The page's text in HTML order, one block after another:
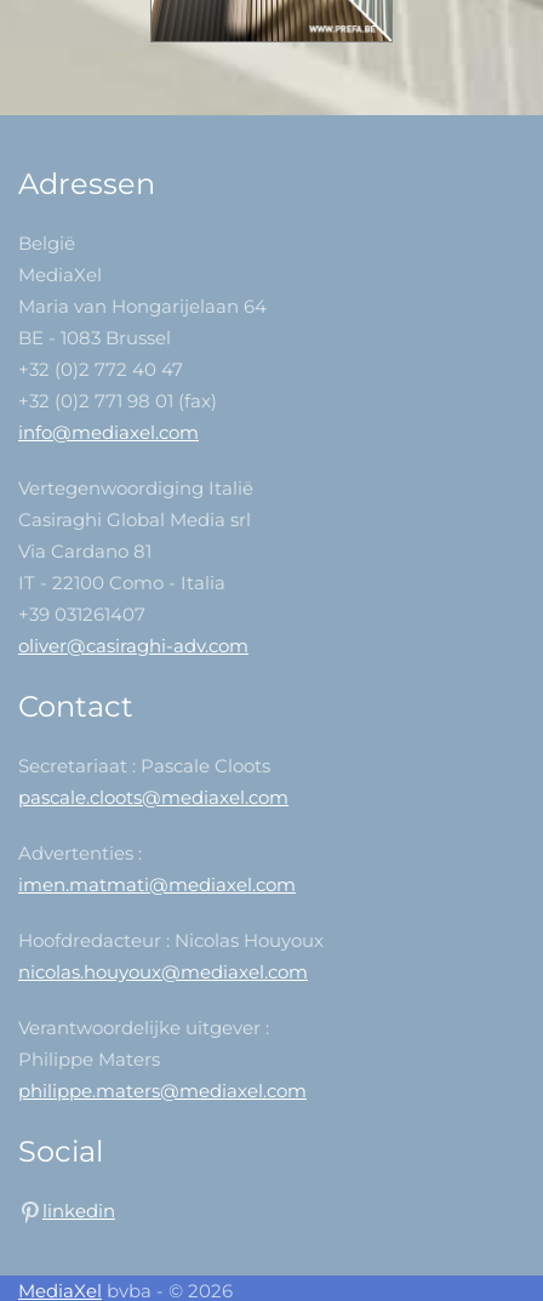
Adressen
België
MediaXel
Maria van Hongarijelaan 64
BE - 1083 Brussel
+32 (0)2 772 40 47
+32 (0)2 771 98 01 (fax)
info@mediaxel.com
Vertegenwoordiging Italië
Casiraghi Global Media srl
Via Cardano 81
IT - 22100 Como - Italia
+39 031261407
oliver@casiraghi-adv.com
Contact
Secretariaat : Pascale Cloots
pascale.cloots@mediaxel.com
Advertenties :
imen.matmati@mediaxel.com
Hoofdredacteur : Nicolas Houyoux
nicolas.houyoux@mediaxel.com
Verantwoordelijke uitgever :
Philippe Maters
philippe.maters@mediaxel.com
Social
linkedin
MediaXel bvba - © 2026